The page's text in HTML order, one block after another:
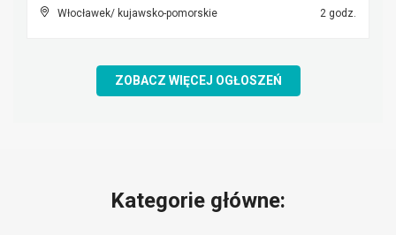
Włocławek/ kujawsko-pomorskie 2 godz.
ZOBACZ WIĘCEJ OGŁOSZEŃ
Kategorie główne: